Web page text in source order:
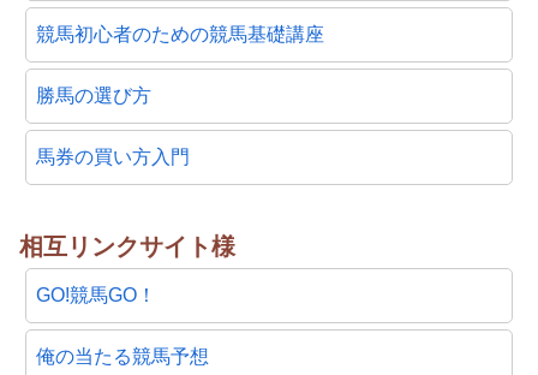
競馬初心者のための競馬基礎講座
勝馬の選び方
馬券の買い方入門
相互リンクサイト様
GO!競馬GO！
俺の当たる競馬予想